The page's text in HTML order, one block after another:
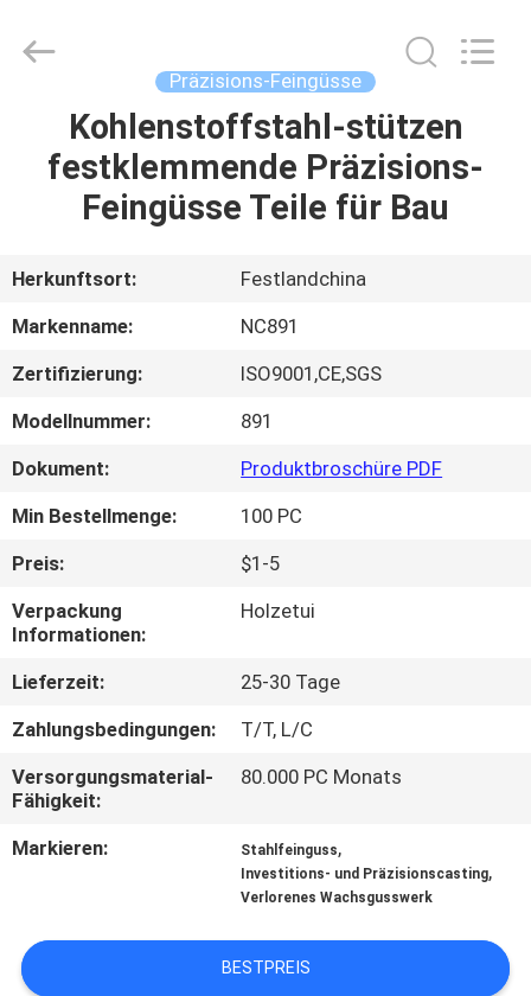
HAUSE
VIDEOS
ÜBER
UNS
WERKSBESICHTIGUNG
QUALITÄTSKONTROLLE
MIT
UNS
NEUIGKEITEN
EIN
ANGEBOT
Foundry
CO.,LTD.
Präzisions-Feingüsse
Kohlenstoffstahl-stützen
festklemmende Präzisions-
Feingüsse Teile für Bau
Herkunftsort:
Festlandchina
Markenname:
NC891
Zertifizierung:
ISO9001,CE,SGS
Modellnummer:
891
Dokument:
Produktbroschüre PDF
Min Bestellmenge:
100 PC
Preis:
$1-5
Verpackung
Informationen:
Holzetui
Lieferzeit:
25-30 Tage
Zahlungsbedingungen:
T/T, L/C
Versorgungsmaterial-
Fähigkeit:
80.000 PC Monats
Markieren: Stahlfeinguss,
Investitions- und Präzisionscasting,
Verlorenes Wachsgusswerk
BESTPREIS